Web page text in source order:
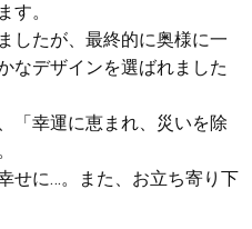
す。
したが、最終的に奥様に一
なデザインを選ばれました
「幸運に恵まれ、災いを除
せに…。また、お立ち寄り下